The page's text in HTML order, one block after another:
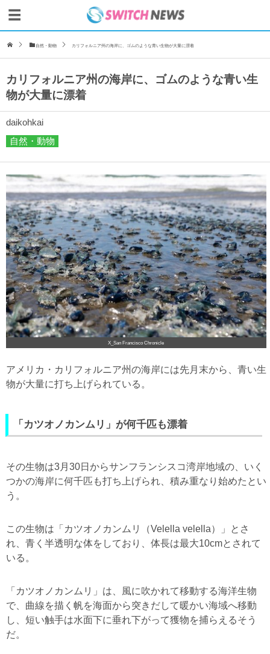
自然・動物 カリフォルニア州の海岸に、ゴムのような青い生物が大量に漂着
カリフォルニア州の海岸に、ゴムのような青い生
物が大量に漂着
daikohkai
自然・動物
X_San Francisco Chronicle
アメリカ・カリフォルニア州の海岸には先月末から、青い生
物が大量に打ち上げられている。
「カツオノカンムリ」が何千匹も漂着
その生物は3月30日からサンフランシスコ湾岸地域の、いく
つかの海岸に何千匹も打ち上げられ、積み重なり始めたとい
う。
この生物は「カツオノカンムリ（Velella velella）」とさ
れ、青く半透明な体をしており、体長は最大10cmとされて
いる。
「カツオノカンムリ」は、風に吹かれて移動する海洋生物
で、曲線を描く帆を海面から突きだして暖かい海域へ移動
し、短い触手は水面下に垂れ下がって獲物を捕らえるそう
だ。